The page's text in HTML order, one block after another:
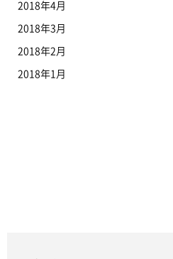
2018年4月
2018年3月
2018年2月
2018年1月